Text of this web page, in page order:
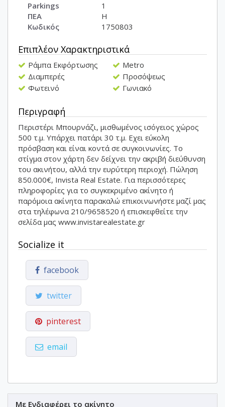
Parkings
1
ΠΕΑ
Η
Κωδικός
1750803
Επιπλέον Χαρακτηριστικά
Ράμπα Εκφόρτωσης
Metro
Διαμπερές
Προσόψεως
Φωτεινό
Γωνιακό
Περιγραφή
Περιστέρι Μπουρνάζι, μισθωμένος ισόγειος χώρος
500 τ.μ. Υπάρχει πατάρι 30 τ.μ. Εχει εύκολη
πρόσβαση και είναι κοντά σε συγκοινωνίες. Το
στίγμα στον χάρτη δεν δείχνει την ακριβή διεύθυνση
του ακινήτου, αλλά την ευρύτερη περιοχή. Πώληση
850.000€, Invista Real Estate. Για περισσότερες
πληροφορίες για το συγκεκριμένο ακίνητο ή
παρόμοια ακίνητα παρακαλώ επικοινωνήστε μαζί μας
στα τηλέφωνα 210/9658520 ή επισκεφθείτε την
σελίδα μας www.invistarealestate.gr
Socialize it
facebook
twitter
pinterest
email
Με Ενδιαφέρει το ακίνητο